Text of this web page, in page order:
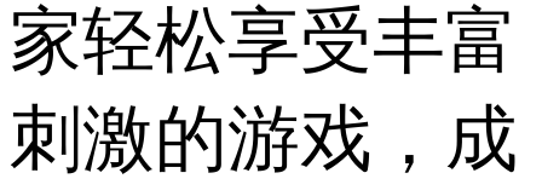
家轻松享受丰富
刺激的游戏，成